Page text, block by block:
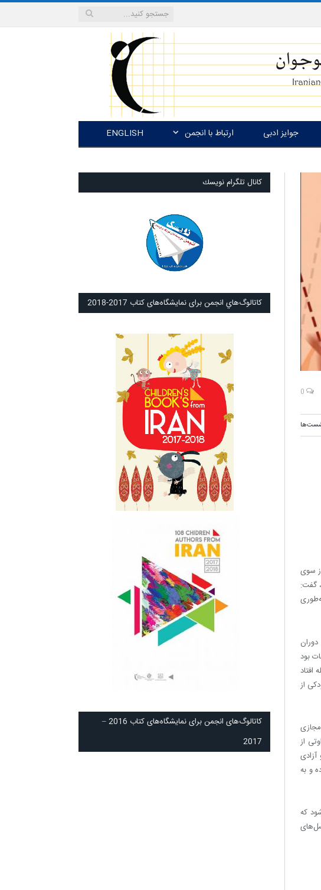
جوایز ادبی ارتباط با انجمن ENGLISH
سوی
گفت:
بود
از
از
و به
که
كانال تلگرام نويسك
كاتالوگ‌هاي انجمن برای نمايشگاه‌های كتاب 2017-2018
كاتالوگ‌های انجمن برای نمايشگاه‌های كتاب 2016 –
2017